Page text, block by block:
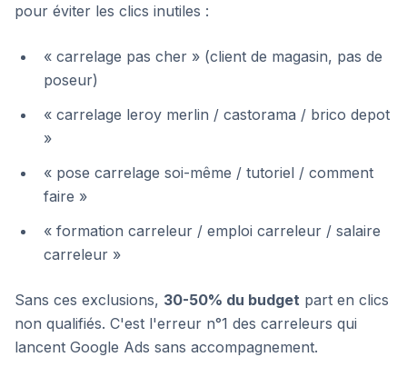
pour éviter les clics inutiles :
« carrelage pas cher » (client de magasin, pas de
poseur)
« carrelage leroy merlin / castorama / brico depot
»
« pose carrelage soi-même / tutoriel / comment
faire »
« formation carreleur / emploi carreleur / salaire
carreleur »
Sans ces exclusions, 30-50% du budget part en clics
non qualifiés. C'est l'erreur n°1 des carreleurs qui
lancent Google Ads sans accompagnement.